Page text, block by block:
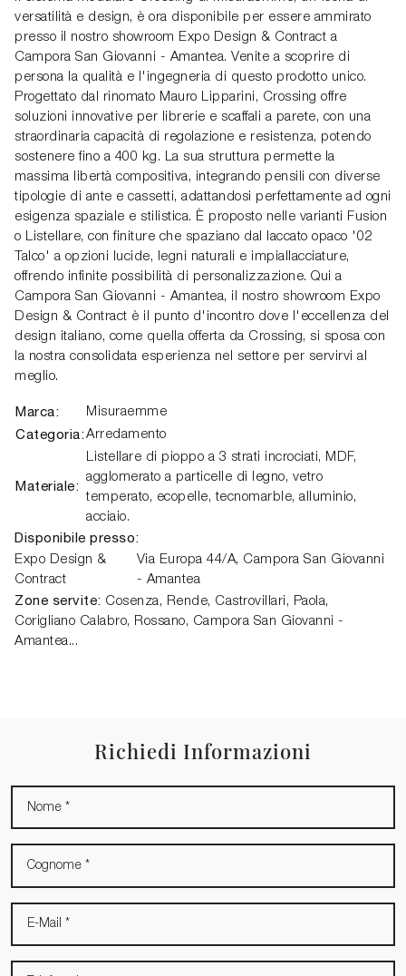
versatilità e design, è ora disponibile per essere ammirato
presso il nostro showroom Expo Design & Contract a
Campora San Giovanni - Amantea. Venite a scoprire di
persona la qualità e l'ingegneria di questo prodotto unico.
Progettato dal rinomato Mauro Lipparini, Crossing offre
soluzioni innovative per librerie e scaffali a parete, con una
straordinaria capacità di regolazione e resistenza, potendo
sostenere fino a 400 kg. La sua struttura permette la
massima libertà compositiva, integrando pensili con diverse
tipologie di ante e cassetti, adattandosi perfettamente ad ogni
esigenza spaziale e stilistica. È proposto nelle varianti Fusion
o Listellare, con finiture che spaziano dal laccato opaco '02
Talco' a opzioni lucide, legni naturali e impiallacciature,
offrendo infinite possibilità di personalizzazione. Qui a
Campora San Giovanni - Amantea, il nostro showroom Expo
Design & Contract è il punto d'incontro dove l'eccellenza del
design italiano, come quella offerta da Crossing, si sposa con
la nostra consolidata esperienza nel settore per servirvi al
meglio.
Marca: Misuraemme
Categoria: Arredamento
Materiale:
Listellare di pioppo a 3 strati incrociati, MDF,
agglomerato a particelle di legno, vetro
temperato, ecopelle, tecnomarble, alluminio,
acciaio.
Disponibile presso:
Expo Design &
Contract
Via Europa 44/A, Campora San Giovanni
- Amantea
Zone servite: Cosenza, Rende, Castrovillari, Paola,
Corigliano Calabro, Rossano, Campora San Giovanni -
Amantea...
Richiedi Informazioni